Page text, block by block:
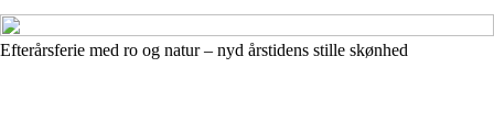
Efterårsferie med ro og natur – nyd årstidens stille skønhed